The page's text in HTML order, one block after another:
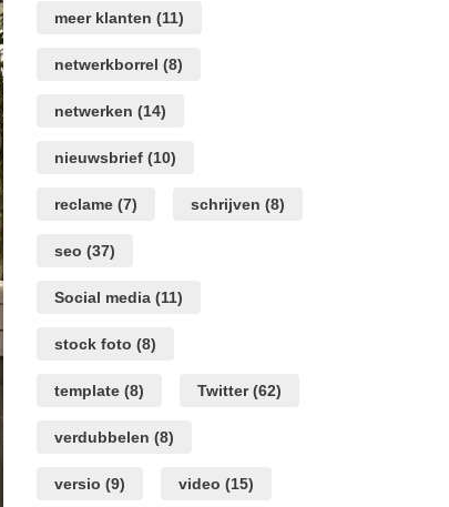
meer klanten (11)
netwerkborrel (8)
netwerken (14)
nieuwsbrief (10)
reclame (7) schrijven (8)
seo (37)
Social media (11)
stock foto (8)
template (8) Twitter(62)
verdubbelen (8)
versio (9) video (15)